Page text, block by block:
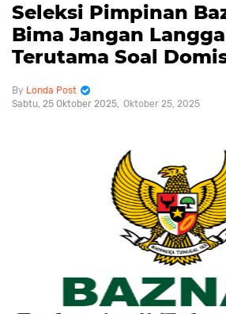
Seleksi Pimpinan
Bima Jangan
Terutama Soal
Londa Post
Sabtu, 25 Oktober 2025 Oktober 25, 2025